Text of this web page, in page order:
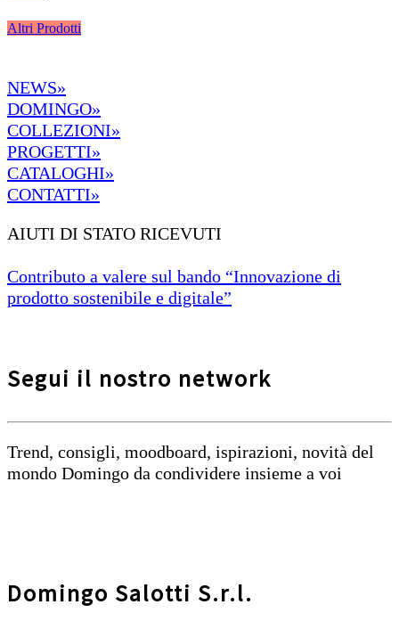
Altri Prodotti
NEWS»
DOMINGO»
COLLEZIONI»
PROGETTI»
CATALOGHI»
CONTATTI»
AIUTI DI STATO RICEVUTI
Contributo a valere sul bando “Innovazione di
prodotto sostenibile e digitale”
Segui il nostro network
Trend, consigli, moodboard, ispirazioni, novità del
mondo Domingo da condividere insieme a voi
Domingo Salotti S.r.l.